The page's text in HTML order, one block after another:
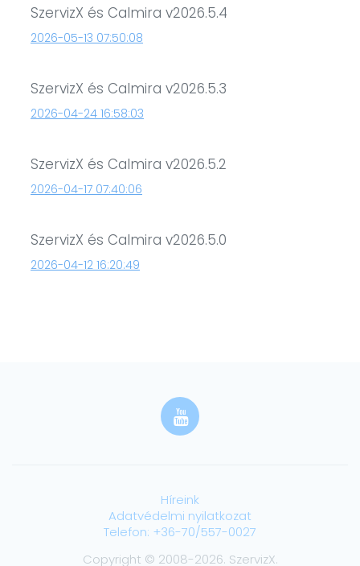
SzervizX és Calmira v2026.5.4
2026-05-13 07:50:08
SzervizX és Calmira v2026.5.3
2026-04-24 16:58:03
SzervizX és Calmira v2026.5.2
2026-04-17 07:40:06
SzervizX és Calmira v2026.5.0
2026-04-12 16:20:49
Híreink
Adatvédelmi nyilatkozat
Telefon: +36-70/557-0027
Copyright © 2008-2026. SzervizX.